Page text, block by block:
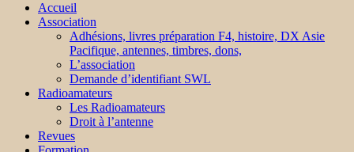
Accueil
Association
Adhésions, livres préparation F4, histoire, DX Asie
Pacifique, antennes, timbres, dons,
L’association
Demande d’identifiant SWL
Radioamateurs
Les Radioamateurs
Droit à l’antenne
Revues